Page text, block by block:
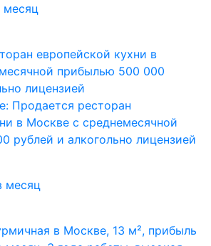
месяц
Продается ресторан
в Москве с среднемесячной
рублей и алкогольно лицензией
месяц